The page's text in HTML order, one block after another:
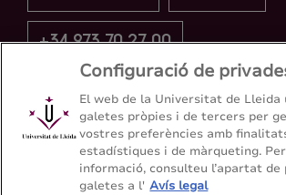
+34 973 70 27 00
Configuració de
El web de la Universitat de
galetes pròpies i de tercers per
vostres preferències amb
estadístiques i de màrqueting.
informació, consulteu l’apartat de
galetes a l' Avís legal